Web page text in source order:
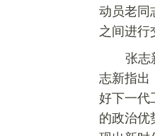
动员老同
之间进行
张志
志新指出
好下一代
的政治优